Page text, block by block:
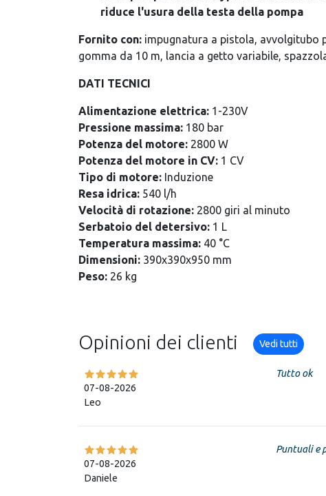
riduce l'usura della testa della pompa
Fornito con: impugnatura a pistola, avvolgitubo
gomma da 10 m, lancia a getto variabile,
DATI TECNICI
Alimentazione elettrica: 1-230V
Pressione massima: 180 bar
Potenza del motore: 2800 W
Potenza del motore in CV: 1 CV
Tipo di motore: Induzione
Resa idrica: 540 l/h
Velocità di rotazione: 2800 giri al minuto
Serbatoio del detersivo: 1 L
Temperatura massima: 40 °C
Dimensioni: 390x390x950 mm
Peso: 26 kg
Opinioni dei clienti Vedi tutti
07-08-2026
Leo
Tutto ok
07-08-2026
Daniele
Puntuali e